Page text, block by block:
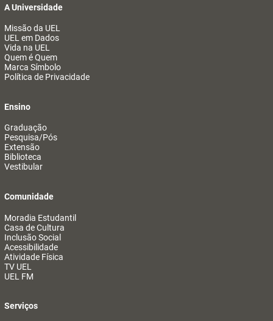
A Universidade
Missão da UEL
UEL em Dados
Vida na UEL
Quem é Quem
Marca Símbolo
Política de Privacidade
Ensino
Graduação
Pesquisa/Pós
Extensão
Biblioteca
Vestibular
Comunidade
Moradia Estudantil
Casa de Cultura
Inclusão Social
Acessibilidade
Atividade Física
TV UEL
UEL FM
Serviços